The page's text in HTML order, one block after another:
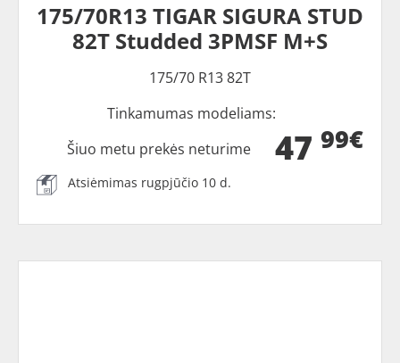
175/70R13 TIGAR SIGURA STUD
82T Studded 3PMSF M+S
175/70 R13 82T
Tinkamumas modeliams:
47 99€
Šiuo metu prekės neturime
Atsiėmimas rugpjūčio 10 d.